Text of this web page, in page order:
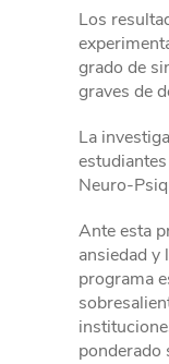
Los
grado de
graves de
La
Neuro-
Ante esta
ansiedad y
programa
ponderado